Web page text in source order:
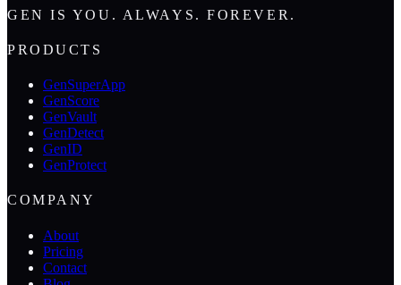
GEN IS YOU. ALWAYS. FOREVER.
PRODUCTS
GenSuperApp
GenScore
GenVault
GenDetect
GenID
GenProtect
COMPANY
About
Pricing
Contact